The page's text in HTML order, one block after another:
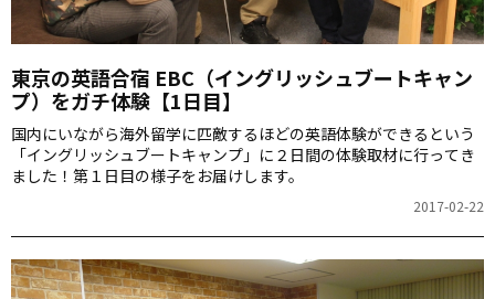
東京の英語合宿 EBC（イングリッシュブートキャン
プ）をガチ体験【1日目】
国内にいながら海外留学に匹敵するほどの英語体験ができるという
「イングリッシュブートキャンプ」に２日間の体験取材に行ってき
ました！第１日目の様子をお届けします。
2017-02-22